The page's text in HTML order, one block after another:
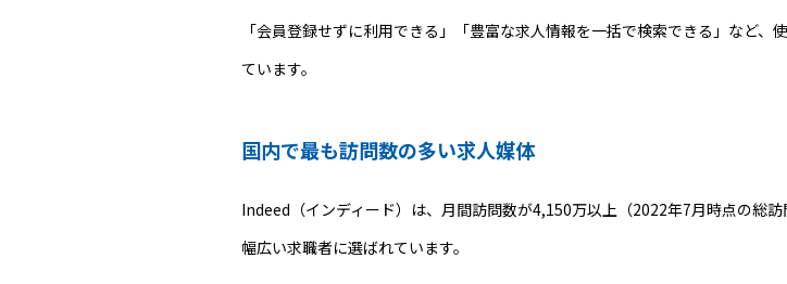
「会員登録せずに利用できる」「豊富な求人情報を一括で検索できる」など
ています。
国内で最も訪問数の多い求人媒体
Indeed（インディード）は、月間訪問数が4,150万以上（2022年7月時点の総
幅広い求職者に選ばれています。